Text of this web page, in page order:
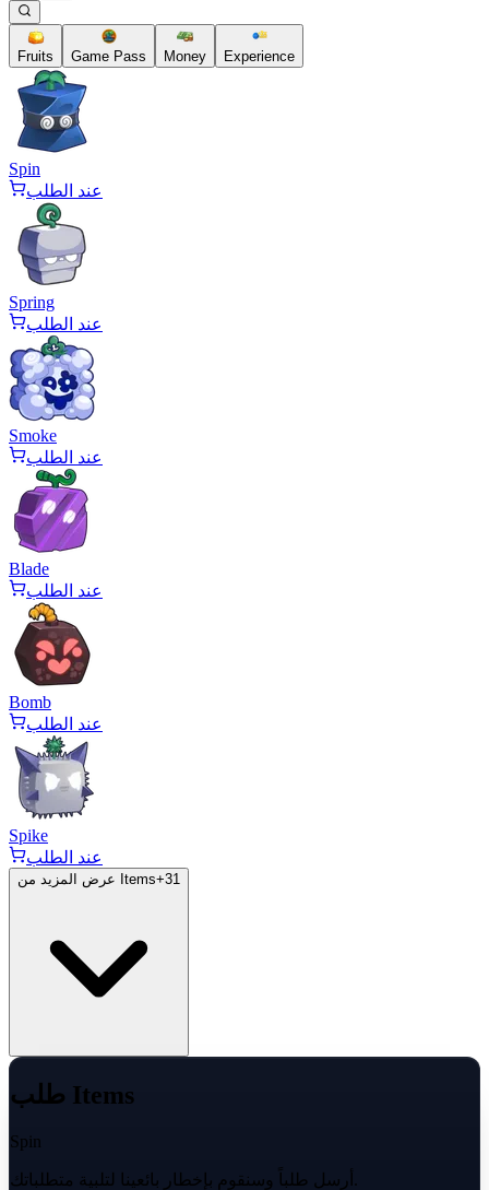
Fruits Game Pass Money Experience
Spin
عند الطلب
Spring
عند الطلب
Smoke
عند الطلب
Blade
عند الطلب
Bomb
عند الطلب
Spike
عند الطلب
عرض المزيد من Items+31
طلب Items
Spin
أرسل طلباً وسنقوم بإخطار بائعينا لتلبية متطلباتك.